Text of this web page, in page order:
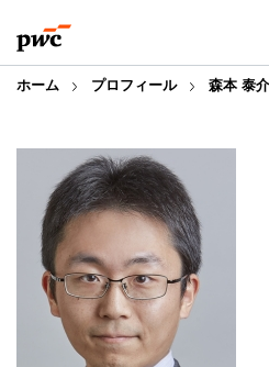
to
content
to
footer
ホーム プロフィール 森本 泰